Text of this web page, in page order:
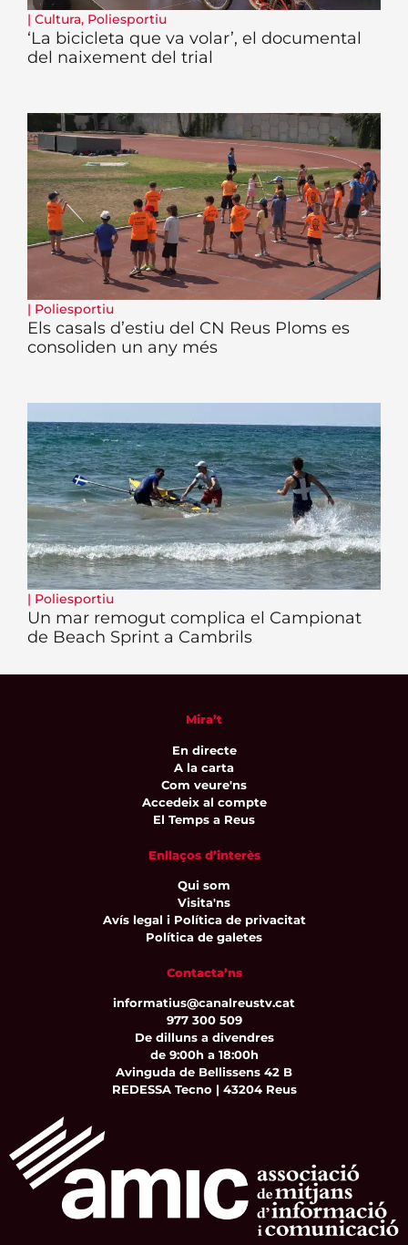
| Cultura, Poliesportiu
‘La bicicleta que va volar’, el documental
del naixement del trial
| Poliesportiu
Els casals d’estiu del CN Reus Ploms es
consoliden un any més
| Poliesportiu
Un mar remogut complica el Campionat
de Beach Sprint a Cambrils
Mira’t
En directe
A la carta
Com veure'ns
Accedeix al compte
El Temps a Reus
Enllaços d’interès
Qui som
Visita'ns
Avís legal i Política de privacitat
Política de galetes
Contacta’ns
informatius@canalreustv.cat
977 300 509
De dilluns a divendres
de 9:00h a 18:00h
Avinguda de Bellissens 42 B
REDESSA Tecno | 43204 Reus